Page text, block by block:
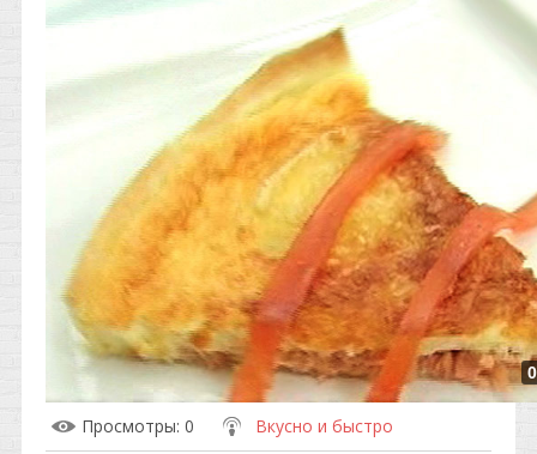
Просмотры: 0 Вкусно и быстро